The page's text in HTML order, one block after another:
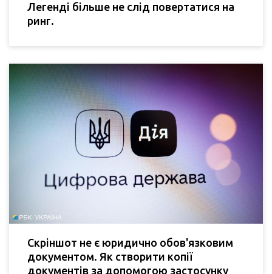
Легенді більше не слід повертатися на
ринг.
Скріншот не є юридично обов'язковим
документом. Як створити копії
документів за допомогою застосунку